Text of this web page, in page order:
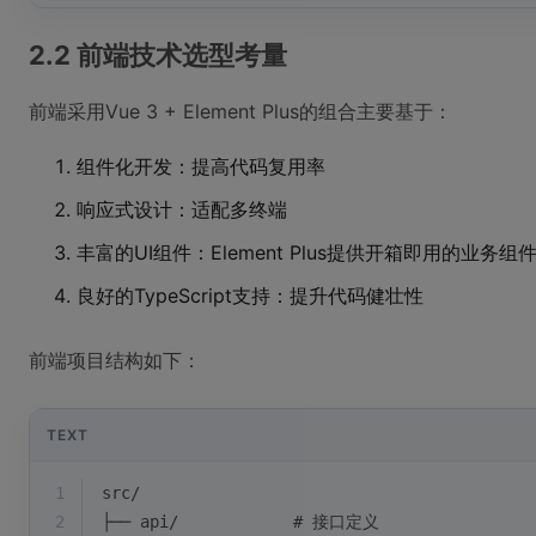
2.2 前端技术选型考量
前端采用Vue 3 + Element Plus的组合主要基于：
组件化开发：提高代码复用率
响应式设计：适配多终端
丰富的UI组件：Element Plus提供开箱即用的业务组件
良好的TypeScript支持：提升代码健壮性
前端项目结构如下：
TEXT
1
src/
2
├── api/            # 接口定义